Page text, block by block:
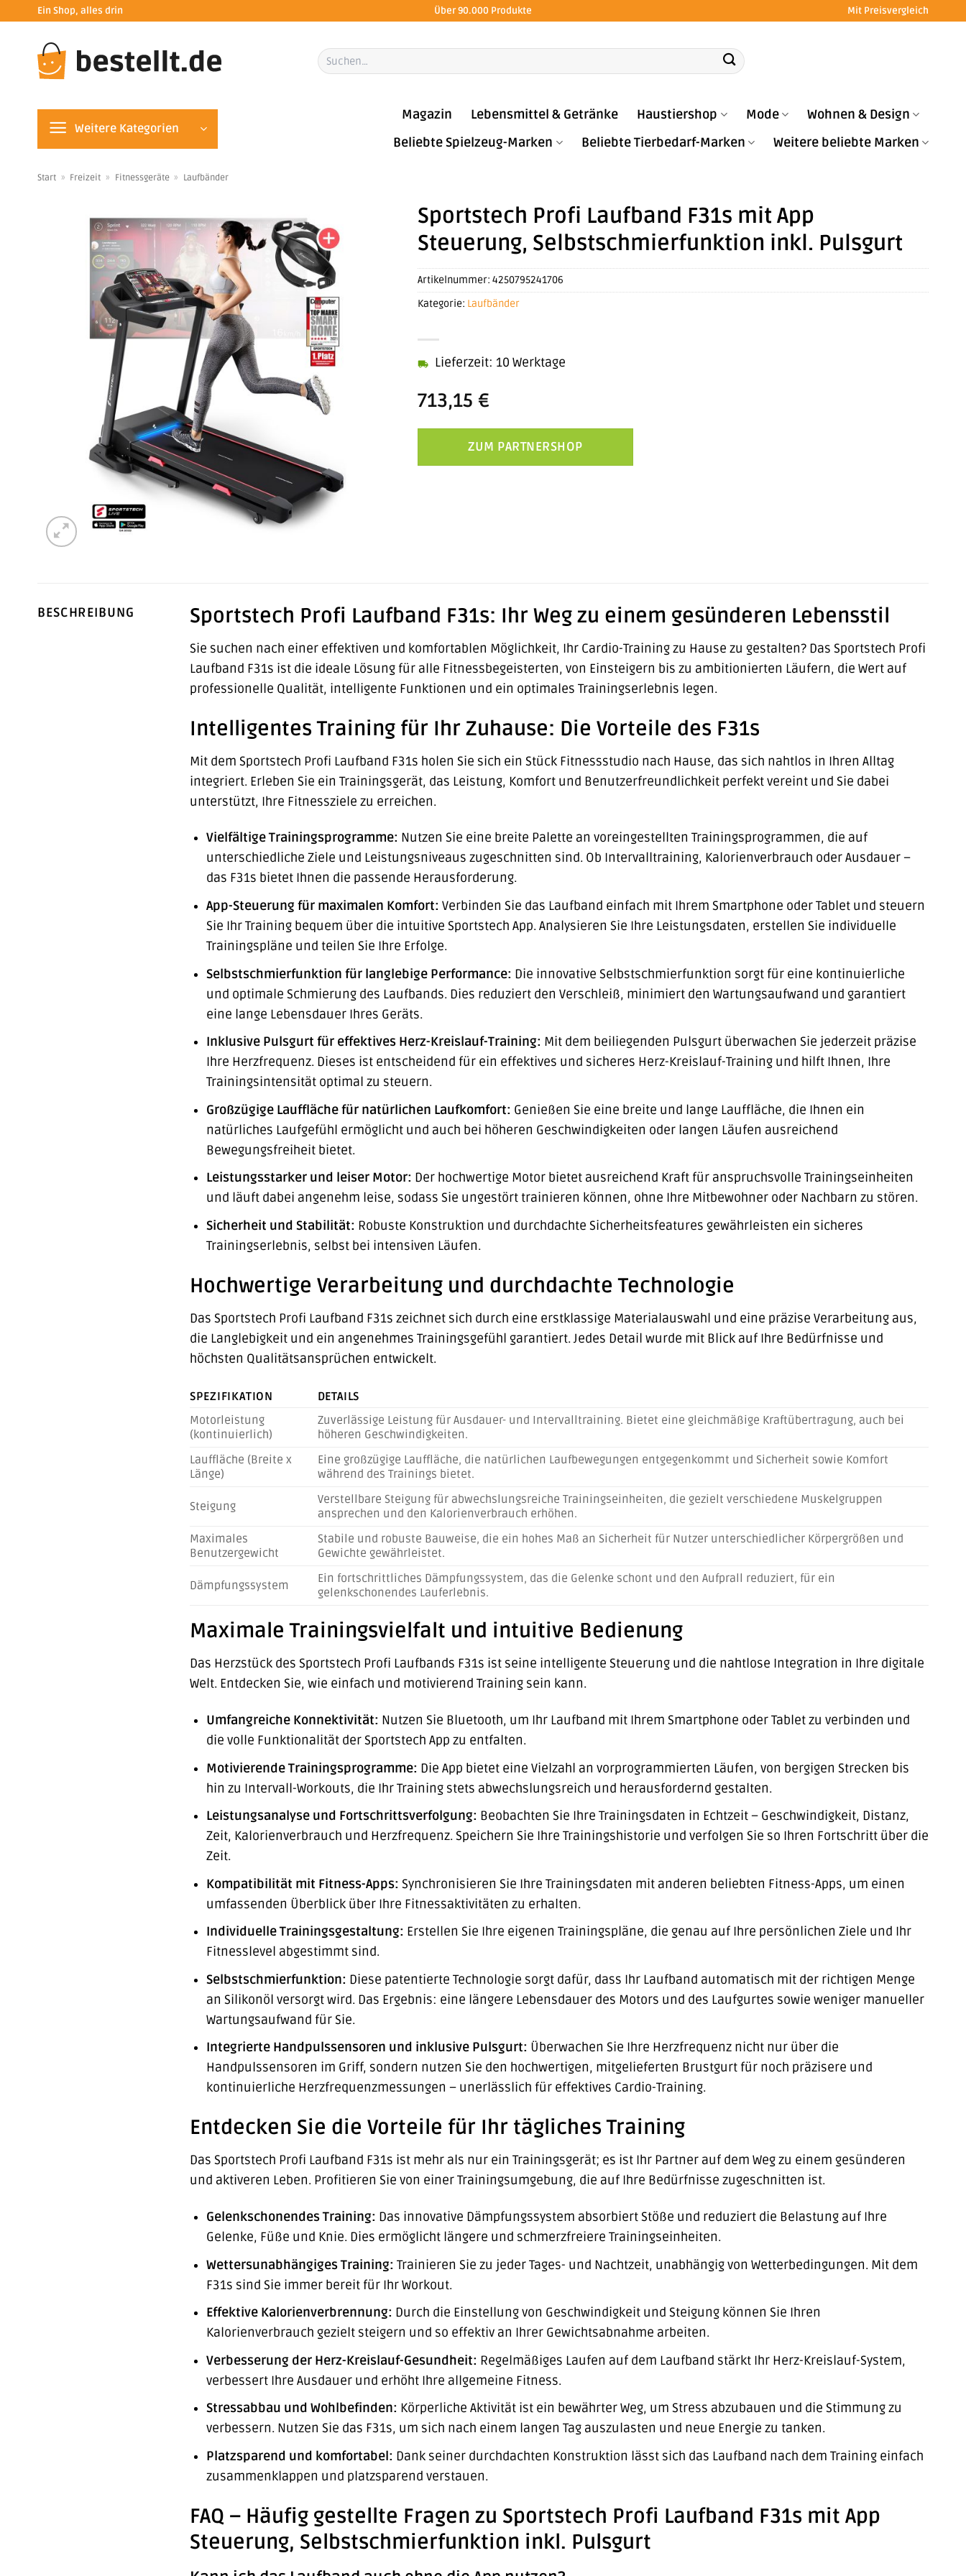
springen
Ein Shop, alles drin Über 90.000 Produkte Mit Preisvergleich
Suchen
nach:
Weitere Kategorien
Magazin Lebensmittel & Getränke Haustiershop Mode
Wohnen & Design
Beliebte Spielzeug-Marken
Beliebte Tierbedarf-Marken Weitere beliebte Marken
Start » Freizeit » Fitnessgeräte » Laufbänder
Sportstech Profi Laufband F31s mit App
Steuerung, Selbstschmierfunktion inkl. Pulsgurt
713,15 €
Lieferzeit: 10 Werktage
ZUM PARTNERSHOP
Artikelnummer:4250795241706
Kategorie: Laufbänder
BESCHREIBUNG Sportstech Profi Laufband F31s: Ihr Weg zu einem gesünderen Lebensstil
Sie suchen nach einer effektiven und komfortablen Möglichkeit, Ihr Cardio-Training zu Hause zu gestalten? Das Sportstech Profi
Laufband F31s ist die ideale Lösung für alle Fitnessbegeisterten, von Einsteigern bis zu ambitionierten Läufern, die Wert auf
professionelle Qualität, intelligente Funktionen und ein optimales Trainingserlebnis legen.
Intelligentes Training für Ihr Zuhause: Die Vorteile des F31s
Mit dem Sportstech Profi Laufband F31s holen Sie sich ein Stück Fitnessstudio nach Hause, das sich nahtlos in Ihren Alltag
integriert. Erleben Sie ein Trainingsgerät, das Leistung, Komfort und Benutzerfreundlichkeit perfekt vereint und Sie dabei
unterstützt, Ihre Fitnessziele zu erreichen.
Vielfältige Trainingsprogramme: Nutzen Sie eine breite Palette an voreingestellten Trainingsprogrammen, die auf
unterschiedliche Ziele und Leistungsniveaus zugeschnitten sind. Ob Intervalltraining, Kalorienverbrauch oder Ausdauer –
das F31s bietet Ihnen die passende Herausforderung.
App-Steuerung für maximalen Komfort: Verbinden Sie das Laufband einfach mit Ihrem Smartphone oder Tablet und steuern
Sie Ihr Training bequem über die intuitive Sportstech App. Analysieren Sie Ihre Leistungsdaten, erstellen Sie individuelle
Trainingspläne und teilen Sie Ihre Erfolge.
Selbstschmierfunktion für langlebige Performance: Die innovative Selbstschmierfunktion sorgt für eine kontinuierliche
und optimale Schmierung des Laufbands. Dies reduziert den Verschleiß, minimiert den Wartungsaufwand und garantiert
eine lange Lebensdauer Ihres Geräts.
Inklusive Pulsgurt für effektives Herz-Kreislauf-Training: Mit dem beiliegenden Pulsgurt überwachen Sie jederzeit präzise
Ihre Herzfrequenz. Dieses ist entscheidend für ein effektives und sicheres Herz-Kreislauf-Training und hilft Ihnen, Ihre
Trainingsintensität optimal zu steuern.
Großzügige Lauffläche für natürlichen Laufkomfort: Genießen Sie eine breite und lange Lauffläche, die Ihnen ein
natürliches Laufgefühl ermöglicht und auch bei höheren Geschwindigkeiten oder langen Läufen ausreichend
Bewegungsfreiheit bietet.
Leistungsstarker und leiser Motor: Der hochwertige Motor bietet ausreichend Kraft für anspruchsvolle Trainingseinheiten
und läuft dabei angenehm leise, sodass Sie ungestört trainieren können, ohne Ihre Mitbewohner oder Nachbarn zu stören.
Sicherheit und Stabilität: Robuste Konstruktion und durchdachte Sicherheitsfeatures gewährleisten ein sicheres
Trainingserlebnis, selbst bei intensiven Läufen.
Hochwertige Verarbeitung und durchdachte Technologie
Das Sportstech Profi Laufband F31s zeichnet sich durch eine erstklassige Materialauswahl und eine präzise Verarbeitung aus,
die Langlebigkeit und ein angenehmes Trainingsgefühl garantiert. Jedes Detail wurde mit Blick auf Ihre Bedürfnisse und
höchsten Qualitätsansprüchen entwickelt.
SPEZIFIKATION
DETAILS
Motorleistung
(kontinuierlich)
Zuverlässige Leistung für Ausdauer- und Intervalltraining. Bietet eine gleichmäßige Kraftübertragung, auch bei
höheren Geschwindigkeiten.
Lauffläche (Breite x
Länge)
Eine großzügige Lauffläche, die natürlichen Laufbewegungen entgegenkommt und Sicherheit sowie Komfort
während des Trainings bietet.
Steigung
Verstellbare Steigung für abwechslungsreiche Trainingseinheiten, die gezielt verschiedene Muskelgruppen
ansprechen und den Kalorienverbrauch erhöhen.
Maximales
Benutzergewicht
Stabile und robuste Bauweise, die ein hohes Maß an Sicherheit für Nutzer unterschiedlicher Körpergrößen und
Gewichte gewährleistet.
Dämpfungssystem
Ein fortschrittliches Dämpfungssystem, das die Gelenke schont und den Aufprall reduziert, für ein
gelenkschonendes Lauferlebnis.
Maximale Trainingsvielfalt und intuitive Bedienung
Das Herzstück des Sportstech Profi Laufbands F31s ist seine intelligente Steuerung und die nahtlose Integration in Ihre digitale
Welt. Entdecken Sie, wie einfach und motivierend Training sein kann.
Umfangreiche Konnektivität: Nutzen Sie Bluetooth, um Ihr Laufband mit Ihrem Smartphone oder Tablet zu verbinden und
die volle Funktionalität der Sportstech App zu entfalten.
Motivierende Trainingsprogramme: Die App bietet eine Vielzahl an vorprogrammierten Läufen, von bergigen Strecken bis
hin zu Intervall-Workouts, die Ihr Training stets abwechslungsreich und herausfordernd gestalten.
Leistungsanalyse und Fortschrittsverfolgung: Beobachten Sie Ihre Trainingsdaten in Echtzeit – Geschwindigkeit, Distanz,
Zeit, Kalorienverbrauch und Herzfrequenz. Speichern Sie Ihre Trainingshistorie und verfolgen Sie so Ihren Fortschritt über die
Zeit.
Kompatibilität mit Fitness-Apps: Synchronisieren Sie Ihre Trainingsdaten mit anderen beliebten Fitness-Apps, um einen
umfassenden Überblick über Ihre Fitnessaktivitäten zu erhalten.
Individuelle Trainingsgestaltung: Erstellen Sie Ihre eigenen Trainingspläne, die genau auf Ihre persönlichen Ziele und Ihr
Fitnesslevel abgestimmt sind.
Selbstschmierfunktion: Diese patentierte Technologie sorgt dafür, dass Ihr Laufband automatisch mit der richtigen Menge
an Silikonöl versorgt wird. Das Ergebnis: eine längere Lebensdauer des Motors und des Laufgurtes sowie weniger manueller
Wartungsaufwand für Sie.
Integrierte Handpulssensoren und inklusive Pulsgurt: Überwachen Sie Ihre Herzfrequenz nicht nur über die
Handpulssensoren im Griff, sondern nutzen Sie den hochwertigen, mitgelieferten Brustgurt für noch präzisere und
kontinuierliche Herzfrequenzmessungen – unerlässlich für effektives Cardio-Training.
Entdecken Sie die Vorteile für Ihr tägliches Training
Das Sportstech Profi Laufband F31s ist mehr als nur ein Trainingsgerät; es ist Ihr Partner auf dem Weg zu einem gesünderen
und aktiveren Leben. Profitieren Sie von einer Trainingsumgebung, die auf Ihre Bedürfnisse zugeschnitten ist.
Gelenkschonendes Training: Das innovative Dämpfungssystem absorbiert Stöße und reduziert die Belastung auf Ihre
Gelenke, Füße und Knie. Dies ermöglicht längere und schmerzfreiere Trainingseinheiten.
Wettersunabhängiges Training: Trainieren Sie zu jeder Tages- und Nachtzeit, unabhängig von Wetterbedingungen. Mit dem
F31s sind Sie immer bereit für Ihr Workout.
Effektive Kalorienverbrennung: Durch die Einstellung von Geschwindigkeit und Steigung können Sie Ihren
Kalorienverbrauch gezielt steigern und so effektiv an Ihrer Gewichtsabnahme arbeiten.
Verbesserung der Herz-Kreislauf-Gesundheit: Regelmäßiges Laufen auf dem Laufband stärkt Ihr Herz-Kreislauf-System,
verbessert Ihre Ausdauer und erhöht Ihre allgemeine Fitness.
Stressabbau und Wohlbefinden: Körperliche Aktivität ist ein bewährter Weg, um Stress abzubauen und die Stimmung zu
verbessern. Nutzen Sie das F31s, um sich nach einem langen Tag auszulasten und neue Energie zu tanken.
Platzsparend und komfortabel: Dank seiner durchdachten Konstruktion lässt sich das Laufband nach dem Training einfach
zusammenklappen und platzsparend verstauen.
FAQ – Häufig gestellte Fragen zu Sportstech Profi Laufband F31s mit App
Steuerung, Selbstschmierfunktion inkl. Pulsgurt